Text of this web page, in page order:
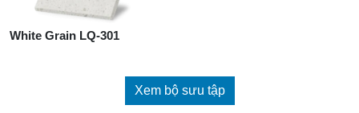
White Grain LQ-301
Xem bộ sưu tập